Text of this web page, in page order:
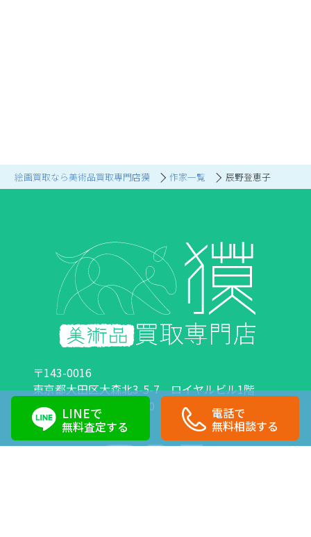
LINEで
無料査定する
電話で
無料相談する
絵画買取なら美術品買取専門店獏 作家一覧 辰野登恵子
〒143-0016
東京都大田区大森北3-5-7 ロイヤルビル1階
営業時間：10:00～18:00 定休日：日曜日・祝日
0120-89-0007 03-6423-1033